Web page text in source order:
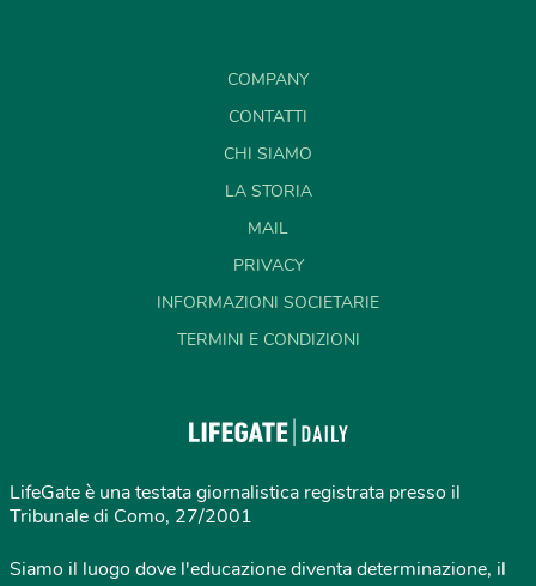
COMPANY
CONTATTI
CHI SIAMO
LA STORIA
MAIL
PRIVACY
INFORMAZIONI SOCIETARIE
TERMINI E CONDIZIONI
LifeGate è una testata giornalistica registrata presso il
Tribunale di Como, 27/2001
Siamo il luogo dove l'educazione diventa determinazione, il